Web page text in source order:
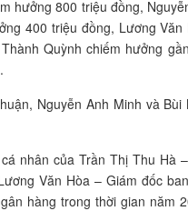
hưởng 800 triệu đồng,
400 triệu đồng, Lương Văn
Quỳnh chiếm hưởng
Nguyễn Anh Minh và Bùi
nhân của Trần Thị Thu Hà
Văn Hòa – Giám đốc
hàng trong thời gian năm